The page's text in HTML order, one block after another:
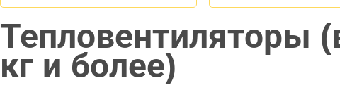
Тепловентиляторы
кг и более)